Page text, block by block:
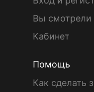
Вы смотрели
Кабинет
Помощь
Как сделать